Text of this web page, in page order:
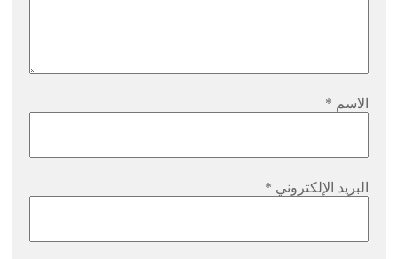
الاسم *
البريد الإلكتروني *